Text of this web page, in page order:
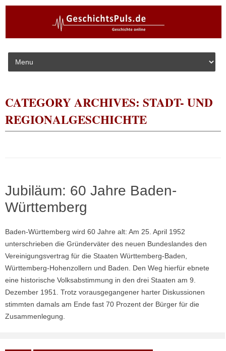
Skip to content
CATEGORY ARCHIVES: STADT- UND
REGIONALGESCHICHTE
Jubiläum: 60 Jahre Baden-
Württemberg
Baden-Württemberg wird 60 Jahre alt: Am 25. April 1952
unterschrieben die Gründerväter des neuen Bundeslandes den
Vereinigungsvertrag für die Staaten Württemberg-Baden,
Württemberg-Hohenzollern und Baden. Den Weg hierfür ebnete
eine historische Volksabstimmung in den drei Staaten am 9.
Dezember 1951. Trotz vorausgegangener harter Diskussionen
stimmten damals am Ende fast 70 Prozent der Bürger für die
Zusammenlegung.